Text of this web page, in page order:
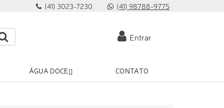
(41) 3023-7230 (41) 98788-9775
Entrar
ÁGUA DOCE CONTATO